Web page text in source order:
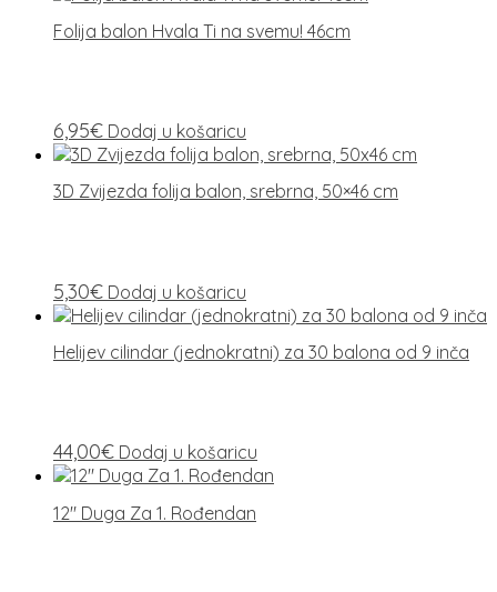
Folija balon Hvala Ti na svemu! 46cm
6,95€ Dodaj u košaricu
3D Zvijezda folija balon, srebrna, 50×46 cm
5,30€ Dodaj u košaricu
Helijev cilindar (jednokratni) za 30 balona od 9 inča
44,00€ Dodaj u košaricu
12″ Duga Za 1. Rođendan